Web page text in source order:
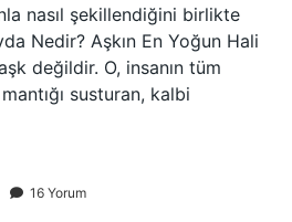
nasıl şekillendiğini birlikte
Nedir? Aşkın En Yoğun Hali
değildir. O, insanın tüm
susturan, kalbi
16 Yorum